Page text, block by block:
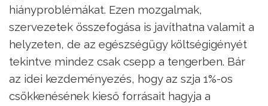
hiányproblémákat. Ezen mozgalmak,
szervezetek összefogása is javíthatna valamit a
helyzeten, de az egészségügy költségigényét
tekintve mindez csak csepp a tengerben. Bár
az idei kezdeményezés, hogy az szja 1%-os
csökkenésének kieső forrásait hagyja a